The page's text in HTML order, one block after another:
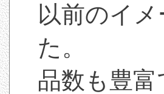
以前のイ
た。
品数も豊